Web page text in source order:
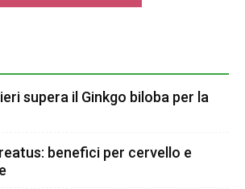
supera il Ginkgo biloba per la
benefici per cervello e